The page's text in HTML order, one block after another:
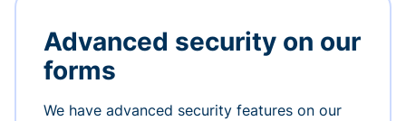
Advanced security on our
forms
We have advanced security features on our